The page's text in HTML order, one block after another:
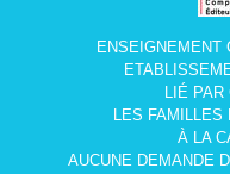
ENSEIGNEMENT
LIÉ
LES
À LA
AUCUNE DEMANDE